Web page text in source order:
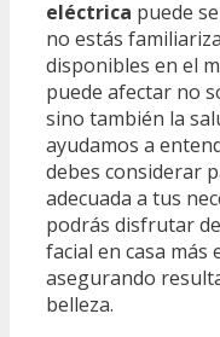
eléctrica puede
no estás
disponibles en el
puede afectar no
sino también la
ayudamos a
debes considerar
adecuada a tus
podrás disfrutar
facial en casa más
asegurando
belleza.